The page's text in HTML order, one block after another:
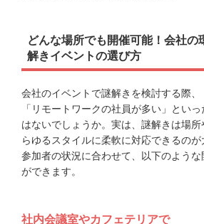
どんな場所でも開催可能！会社の
解きイベントの選び方
会社のイベントで謎解きを検討する際、
「リモートワークの社員が多い」とい
はないでしょうか。実は、謎解きは場
らゆるスタイルに柔軟に対応できるのが
参加者の状況に合わせて、以下のような
ができます。
社内会議室やカフェテリアで